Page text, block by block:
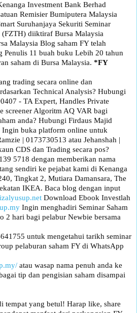
Investment Bank Berhad
Remisier Bumiputera Malaysia
Suruhanjaya Sekuriti Seminar
(FZTH) diiktiraf Bursa Malaysia
Malaysia Blog saham FY telah
Penulis 11 buah buku Lebih 20 tahun
saham di Bursa Malaysia. *FY
trading secara online dan
Technical Analysis? Hubungi
- TA Expert, Handles Private
screener Algoritm AQ VAR bagi
anda? Hubungi Firdaus Majid
buka platform online untuk
| 0173730513 atau Jehanshah |
CDS dan Trading secara pos?
5718 dengan memberikan nama
sendiri ke pejabat kami di Kenanga
Tingkat 2, Mutiara Damansara, The
IKEA. Baca blog dengan input
Download Ebook Investlah
Ingin menghadiri Seminar Saham
2 hari bagi pelabur Newbie bersama
untuk mengetahui tarikh seminar
pelaburan saham FY di WhatsApp
atau wasap nama penuh anda ke
tip dan pengisian saham disampai
tempat yang betul! Harap like, share